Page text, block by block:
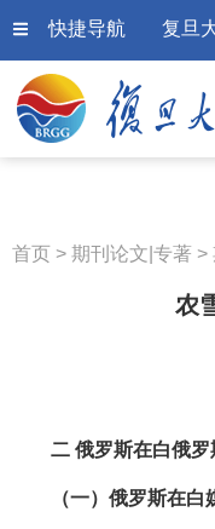
快捷导航 复旦
首页 > 期刊论文|专著 >
农
二 俄罗斯在白俄
（一）俄罗斯在